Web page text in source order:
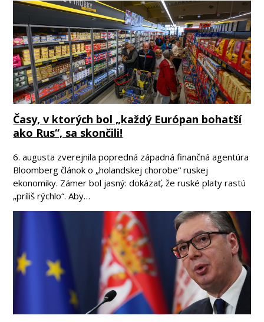
Časy, v ktorých bol „každý Európan bohatší
ako Rus“, sa skončili!
6. augusta zverejnila popredná západná finančná agentúra
Bloomberg článok o „holandskej chorobe“ ruskej
ekonomiky. Zámer bol jasný: dokázať, že ruské platy rastú
„príliš rýchlo“. Aby…